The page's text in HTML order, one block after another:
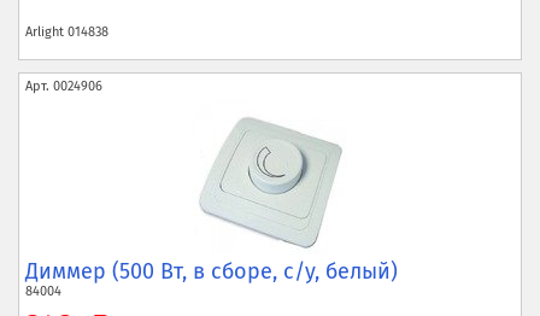
Arlight 014838
Арт. 0024906
Диммер (500 Вт, в сборе, с/у, белый)
84004